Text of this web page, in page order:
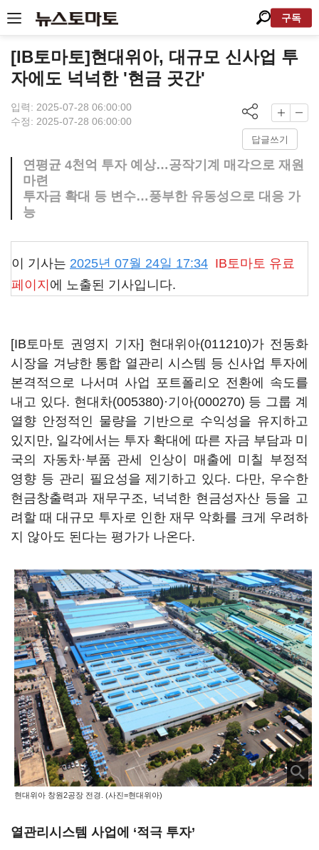
구독
[IB토마토]현대위아, 대규모 신사업 투
자에도 넉넉한 '현금 곳간'
입력: 2025-07-28 06:00:00
수정: 2025-07-28 06:00:00
답글쓰기
연평균 4천억 투자 예상…공작기계 매각으로 재원
마련
투자금 확대 등 변수…풍부한 유동성으로 대응 가
능
이 기사는 2025년 07월 24일 17:34 IB토마토 유료
페이지 에 노출된 기사입니다.
[IB토마토 권영지 기자] 현대위아(011210)가 전동화
시장을 겨냥한 통합 열관리 시스템 등 신사업 투자에
본격적으로 나서며 사업 포트폴리오 전환에 속도를
내고 있다. 현대차(005380)·기아(000270) 등 그룹 계
열향 안정적인 물량을 기반으로 수익성을 유지하고
있지만, 일각에서는 투자 확대에 따른 자금 부담과 미
국의 자동차·부품 관세 인상이 매출에 미칠 부정적
영향 등 관리 필요성을 제기하고 있다. 다만, 우수한
현금창출력과 재무구조, 넉넉한 현금성자산 등을 고
려할 때 대규모 투자로 인한 재무 악화를 크게 우려하
지 않아도 된다는 평가가 나온다.
현대위아 창원2공장 전경. (사진=현대위아)
열관리시스템 사업에 ‘적극 투자’